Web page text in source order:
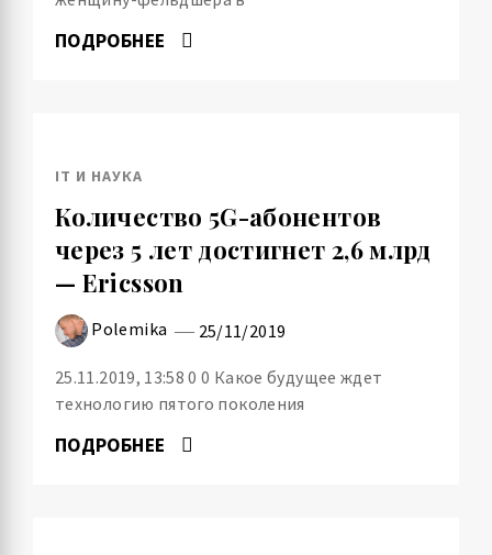
ПОДРОБНЕЕ
IT И НАУКА
Количество 5G-абонентов
через 5 лет достигнет 2,6 млрд
— Ericsson
Polemika 25/11/2019
25.11.2019, 13:58 0 0 Какое будущее ждет
технологию пятого поколения
ПОДРОБНЕЕ